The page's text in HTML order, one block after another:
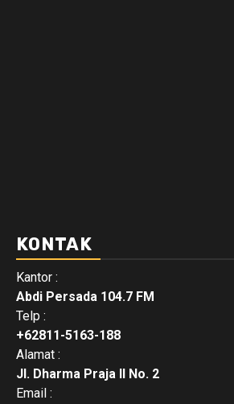
KONTAK
Kantor :
Abdi Persada 104.7 FM
Telp :
+62811-5163-188
Alamat :
Jl. Dharma Praja II No. 2
Email :